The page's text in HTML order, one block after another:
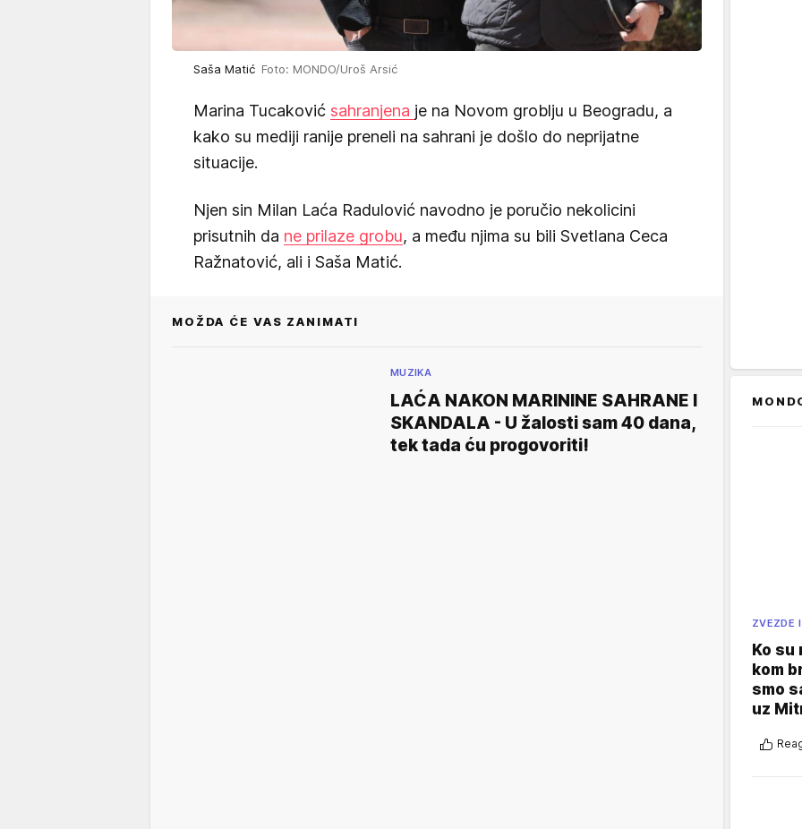
Saša Matić Foto: MONDO/Uroš Arsić
Marina Tucaković sahranjena je na Novom groblju u Beogradu, a
kako su mediji ranije preneli na sahrani je došlo do neprijatne
situacije.
Njen sin Milan Laća Radulović navodno je poručio nekolicini
prisutnih da ne prilaze grobu, a među njima su bili Svetlana Ceca
Ražnatović, ali i Saša Matić.
MOŽDA ĆE VAS ZANIMATI
MUZIKA
LAĆA NAKON MARININE SAHRANE I
SKANDALA - U žalosti sam 40 dana,
tek tada ću progovoriti!
ZVEZDE
Ko su
kom
smo
uz